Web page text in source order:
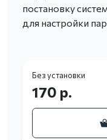
постановку
для настройки
Без установки
170 р.